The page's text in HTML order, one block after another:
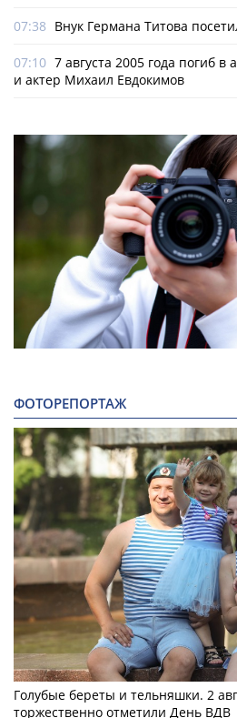
07:38 Внук Германа Титова
07:10 7 августа 2005 года погиб в
и актер Михаил Евдокимов
ФОТОРЕПОРТАЖ
Голубые береты и тельняшки. 2
торжественно отметили День ВДВ